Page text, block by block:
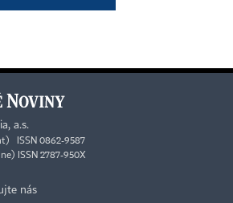
a.s.
ISSN 0862-9587
ISSN 2787-950X
nás